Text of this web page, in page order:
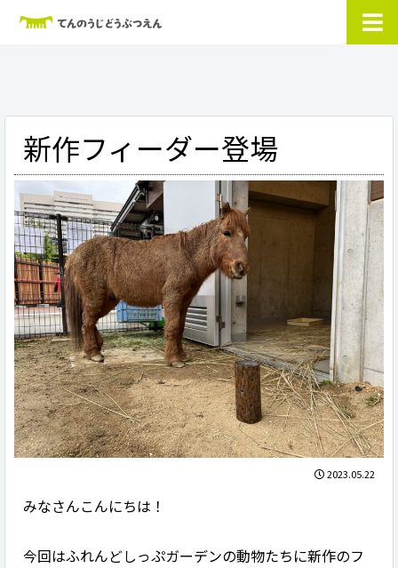
新作フィーダー登場
2023.05.22
みなさんこんにちは！
今回はふれんどしっぷガーデンの動物たちに新作のフ